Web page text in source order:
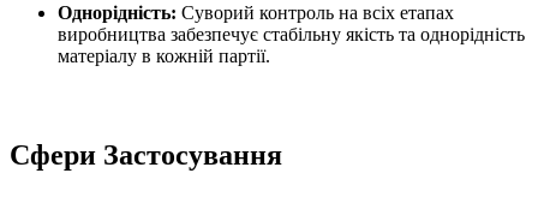
Однорідність: Суворий контроль на всіх етапах
виробництва забезпечує стабільну якість та однорідність
матеріалу в кожній партії.
Сфери Застосування